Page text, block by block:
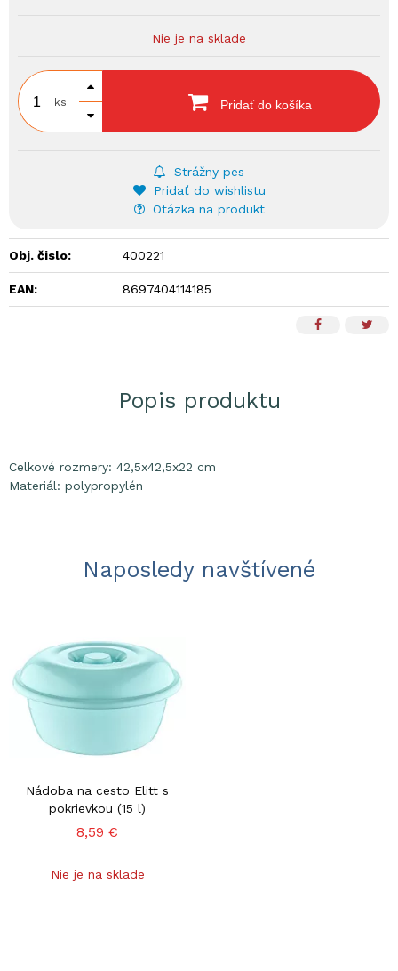
Nie je na sklade
ks Pridať do košíka
Strážny pes
Pridať do wishlistu
Otázka na produkt
Obj. čislo: 400221
EAN: 8697404114185
Popis produktu
Celkové rozmery: 42,5x42,5x22 cm
Materiál: polypropylén
Naposledy navštívené
Nádoba na cesto Elitt s
pokrievkou (15 l)
8,59 €
Nie je na sklade